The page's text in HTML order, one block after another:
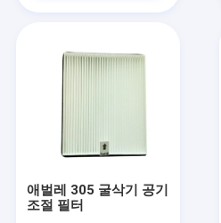
애벌레 305 굴삭기 공기
조절 필터